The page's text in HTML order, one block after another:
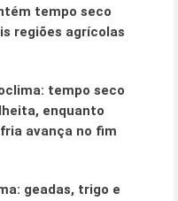
tempo seco
regiões agrícolas
tempo seco
enquanto
avança no fim
geadas, trigo e